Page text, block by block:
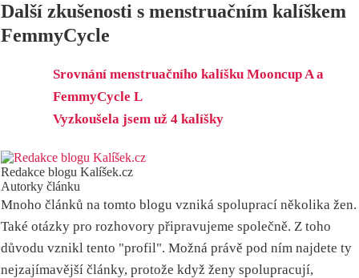
Další zkušenosti s menstruačním kalíškem
FemmyCycle
Srovnání menstruačního kalíšku Mooncup A a
FemmyCycle L
Vyzkoušela jsem už 4 kalíšky
Redakce blogu Kalíšek.cz
Autorky článku
Mnoho článků na tomto blogu vzniká spoluprací několika žen.
Také otázky pro rozhovory připravujeme společně. Z toho
důvodu vznikl tento "profil". Možná právě pod ním najdete ty
nejzajímavější články, protože když ženy spolupracují,